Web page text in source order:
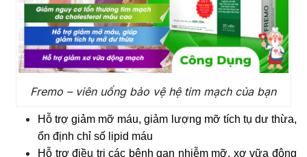
Fremo – viên uống bảo vệ hệ tim mạch của bạn
Hỗ trợ giảm mỡ máu, giảm lượng mỡ tích tụ dư thừa,
ổn định chỉ số lipid máu
Hỗ trợ điều trị các bệnh gan nhiễm mỡ, xơ vữa động